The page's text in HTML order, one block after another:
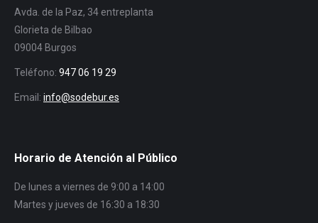
Avda. de la Paz, 34 entreplanta
Glorieta de Bilbao
09004 Burgos
Teléfono: 947 06 19 29
Email: info@sodebur.es
Horario de Atención al Público
De lunes a viernes de 9:00 a 14:00
Martes y jueves de 16:30 a 18:30